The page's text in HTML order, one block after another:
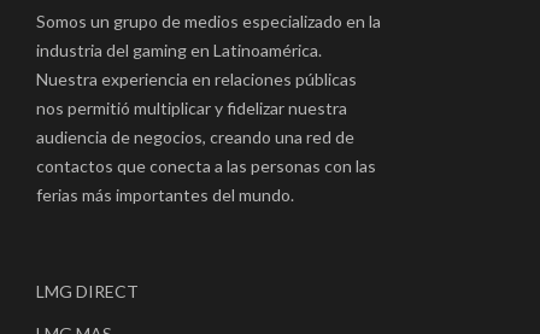
Somos un grupo de medios especializado en la
industria del gaming en Latinoamérica.
Nuestra experiencia en relaciones públicas
nos permitió multiplicar y fidelizar nuestra
audiencia de negocios, creando una red de
contactos que conecta a las personas con las
ferias más importantes del mundo.
LMG DIRECT